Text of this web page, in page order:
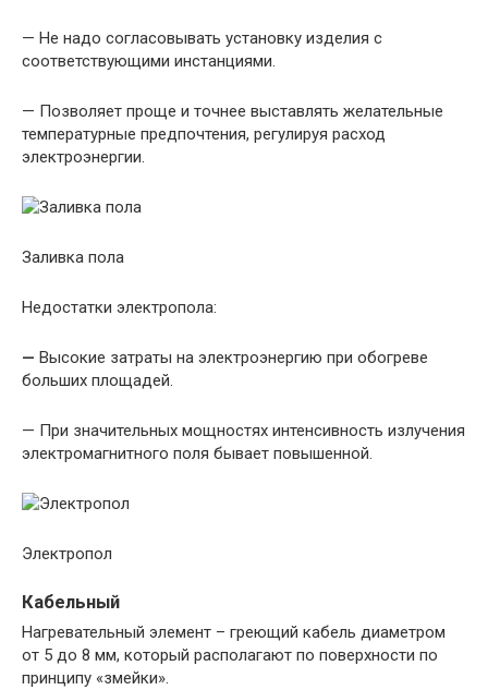
— Не надо согласовывать установку изделия с
соответствующими инстанциями.
— Позволяет проще и точнее выставлять желательные
температурные предпочтения, регулируя расход
электроэнергии.
Заливка пола
Недостатки электропола:
— Высокие затраты на электроэнергию при обогреве
больших площадей.
— При значительных мощностях интенсивность излучения
электромагнитного поля бывает повышенной.
Электропол
Кабельный
Нагревательный элемент – греющий кабель диаметром
от 5 до 8 мм, который располагают по поверхности по
принципу «змейки».